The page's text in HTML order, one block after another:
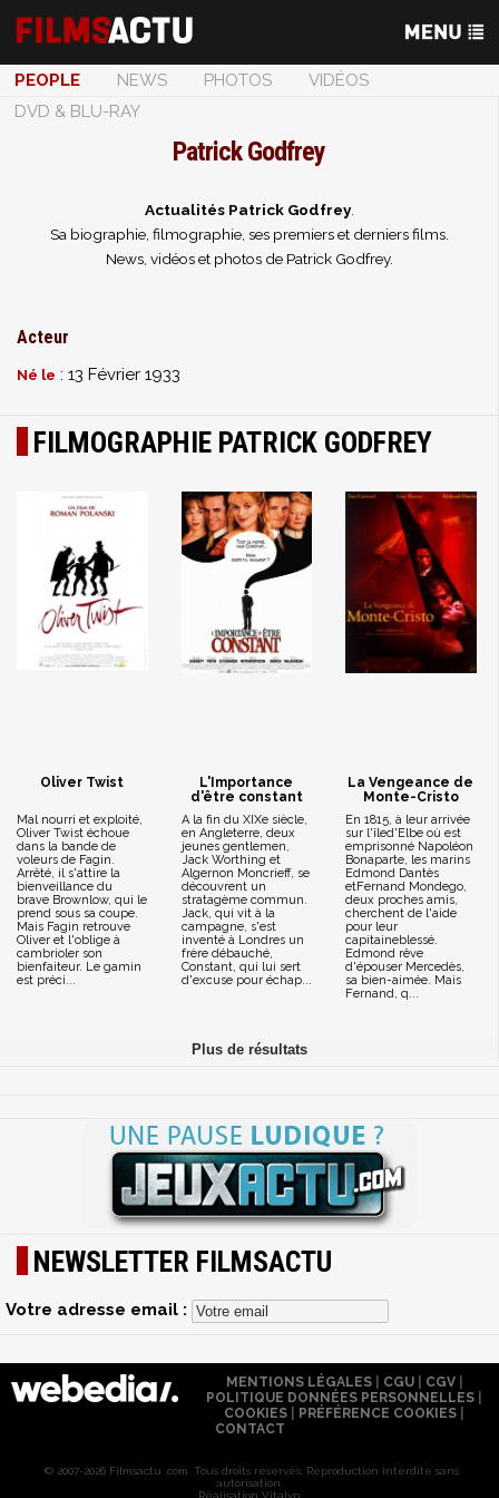
PEOPLE NEWS PHOTOS
VIDÉOS
DVD & BLU-RAY
Patrick Godfrey
Actualités Patrick Godfrey.
Sa biographie, filmographie, ses premiers et derniers films.
News, vidéos et photos de Patrick Godfrey.
Acteur
Né le : 13 Février 1933
FILMOGRAPHIE PATRICK GODFREY
Oliver Twist
Mal nourri et exploité,
Oliver Twist échoue
dans la bande de
voleurs de Fagin.
Arrêté, il s'attire la
bienveillance du
brave Brownlow, qui le
prend sous sa coupe.
Mais Fagin retrouve
Oliver et l'oblige à
cambrioler son
bienfaiteur. Le gamin
est préci...
L'Importance
d'être constant
A la fin du XIXe siècle,
en Angleterre, deux
jeunes gentlemen,
Jack Worthing et
Algernon Moncrieff, se
découvrent un
stratagème commun.
Jack, qui vit à la
campagne, s'est
inventé à Londres un
frère débauché,
Constant, qui lui sert
d'excuse pour échap...
La Vengeance de
Monte-Cristo
En 1815, à leur arrivée
sur l'îled'Elbe où est
emprisonné Napoléon
Bonaparte, les marins
Edmond Dantès
etFernand Mondego,
deux proches amis,
cherchent de l'aide
pour leur
capitaineblessé.
Edmond rêve
d'épouser Mercedès,
sa bien-aimée. Mais
Fernand, q...
NEWSLETTER FILMSACTU
Votre adresse email :
MENTIONS LÉGALES| CGU| CGV|
POLITIQUE DONNÉES PERSONNELLES
COOKIES
PRÉFÉRENCE COOKIES
CONTACT
© 2007-2026 Filmsactu .com. Tous droits réservés. Reproduction interdite sans
autorisation.
Réalisation Vitalyn